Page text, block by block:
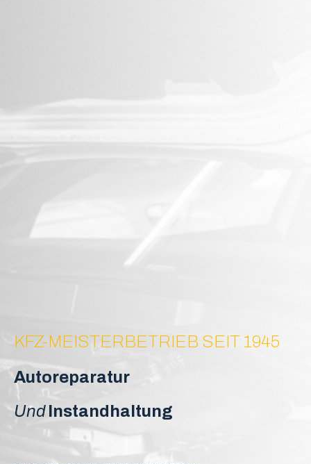
KFZ-MEISTERBETRIEB SEIT 1945
Autoreparatur
UndInstandhaltung